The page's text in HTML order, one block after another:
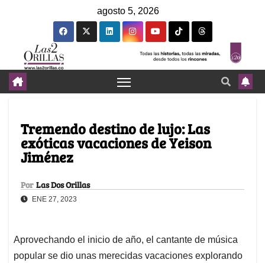
agosto 5, 2026
Tremendo destino de lujo: Las
exóticas vacaciones de Yeison
Jiménez
Por Las Dos Orillas
ENE 27, 2023
Aprovechando el inicio de año, el cantante de música
popular se dio unas merecidas vacaciones explorando